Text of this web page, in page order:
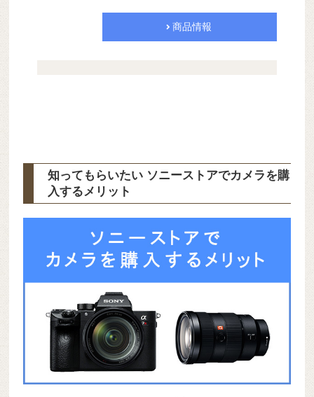
商品情報
知ってもらいたい ソニーストアでカメラを購
入するメリット